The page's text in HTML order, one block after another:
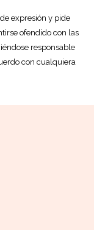
expresión y pide
ofendido con las
responsable
con cualquiera